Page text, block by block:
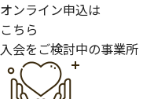
オンライン申込は
こちら
入会をご検討中の事業所